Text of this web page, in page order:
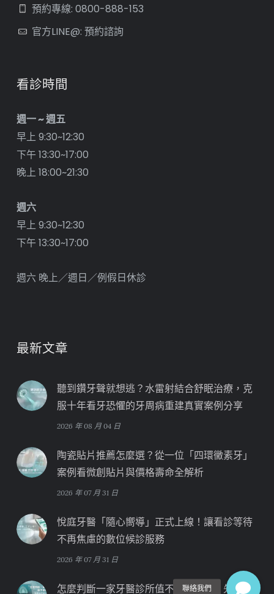
預約專線: 0800-888-153
官方LINE@: 預約諮詢
看診時間
週一 ~ 週五
早上 9:30~12:30
下午 13:30~17:00
晚上 18:00~21:30
週六
早上 9:30~12:30
下午 13:30~17:00
週六 晚上／週日／例假日休診
最新文章
聽到鑽牙聲就想逃？水雷射結合舒眠治療，克
服十年看牙恐懼的牙周病重建真實案例分享
2026 年 08 月 04 日
陶瓷貼片推薦怎麼選？從一位「四環黴素牙」
案例看微創貼片與價格壽命全解析
2026 年 07 月 31 日
悅庭牙醫「隨心嚮導」正式上線！讓看診等待
不再焦慮的數位候診服務
2026 年 07 月 31 日
怎麼判斷一家牙醫診所值不值得信任？先看他